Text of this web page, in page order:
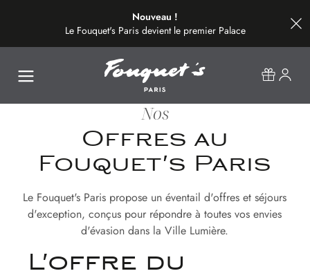
Nouveau !
Le Fouquet's Paris devient le premier Palace
de la plus belle avenue du monde.
Nos
Offres au
Fouquet's Paris
Le Fouquet's Paris propose un éventail d'offres et séjours
d'exception, conçus pour répondre à toutes vos envies
d'évasion dans la Ville Lumière.
L'offre du